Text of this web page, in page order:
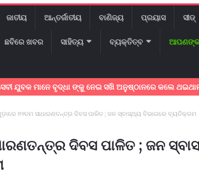
ଜାତୀୟ ଆନ୍ତର୍ଜାତୀୟ ବାଣିଜ୍ୟ ପ୍ରୟାସ ସୀଡ୍
ଛବିରେ ଖବର ସାହିତ୍ୟ ବ୍ୟକ୍ତିତ୍ବ ଆପଣଙ୍କ
ମାନେ ବୃଦ୍ଧା ଙ୍କୁ ନେଇ ସଖି ଅନୁଷ୍ଠାନରେ କଲେ ଥଇଥାନ
୭୨ତମ ସାଧାରଣତନ୍ତ୍ର ଦିବସ ପାଳିତ ; ଜନ ସ୍ବାସ୍ଥ୍ୟ ବିଭାଗରେ ବ୍ୟତିକ୍ରମ
ଦିବସ ପାଳିତ ; ଜନ